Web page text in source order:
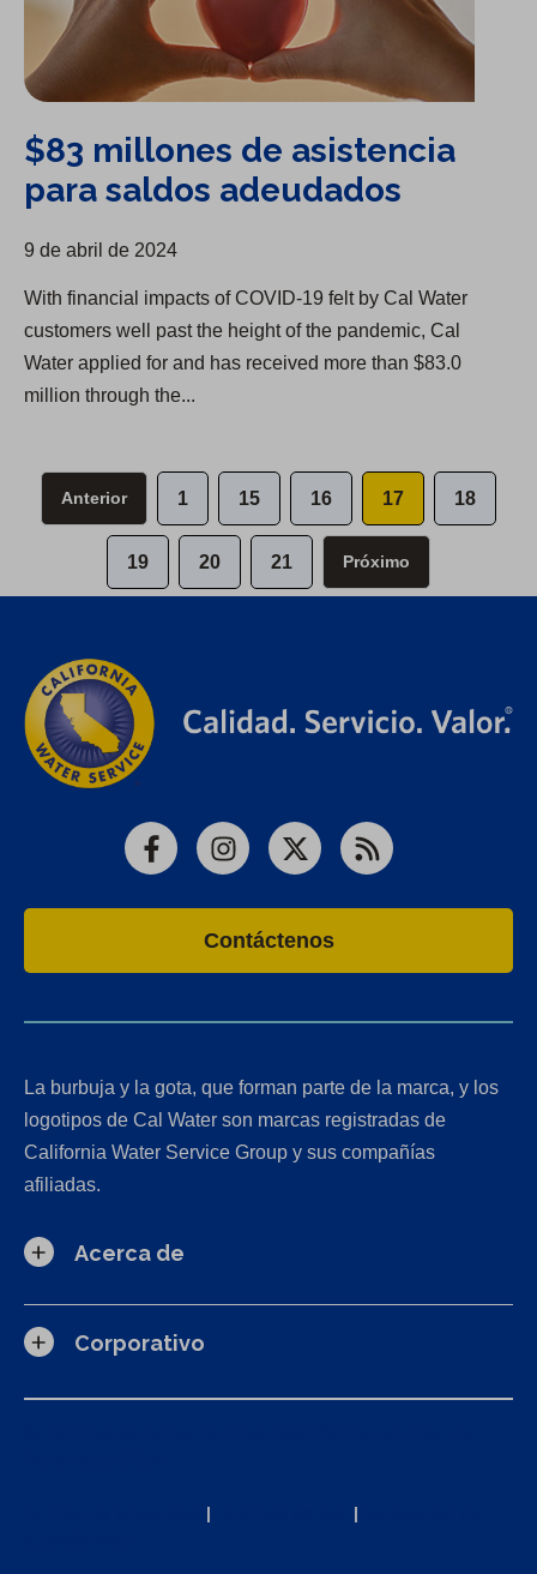
$83 millones de asistencia
para saldos adeudados
9 de abril de 2024
With financial impacts of COVID-19 felt by Cal Water
customers well past the height of the pandemic, Cal
Water applied for and has received more than $83.0
million through the...
Anterior 1 15 16 17 18
19 20 21 Próximo
FacebookInstagram
X RSS
Contáctenos
La burbuja y la gota, que forman parte de la marca, y los
logotipos de Cal Water son marcas registradas de
California Water Service Group y sus compañías
afiliadas.
Acerca de
Corporativo
| |